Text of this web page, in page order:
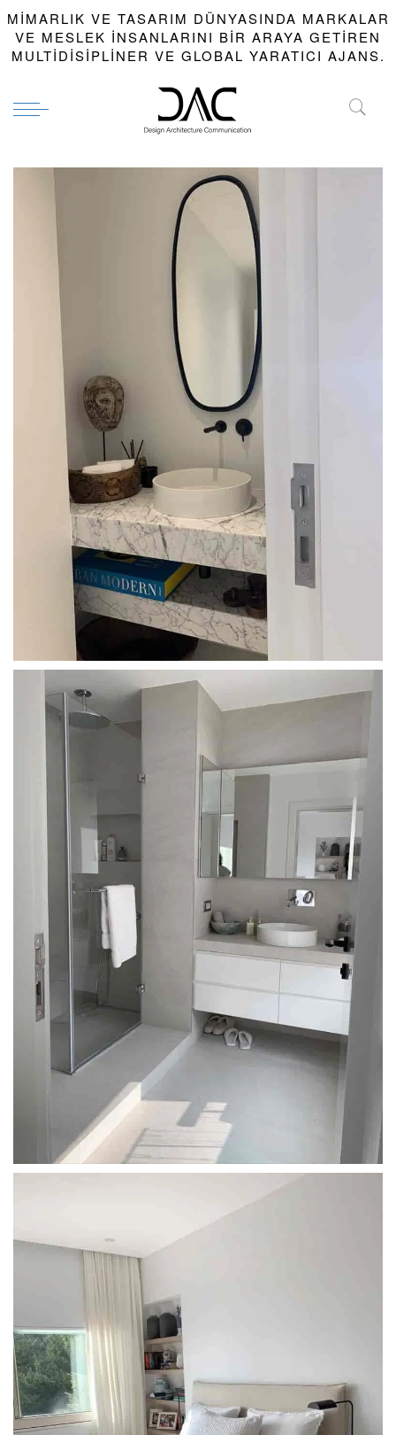
MIMARLIK VE TASARIM DÜNYASINDA MARKALAR
VE MESLEK INSANLARINI BIR ARAYA GETIREN
MULTIDISIPLINER VE GLOBAL YARATICI AJANS.